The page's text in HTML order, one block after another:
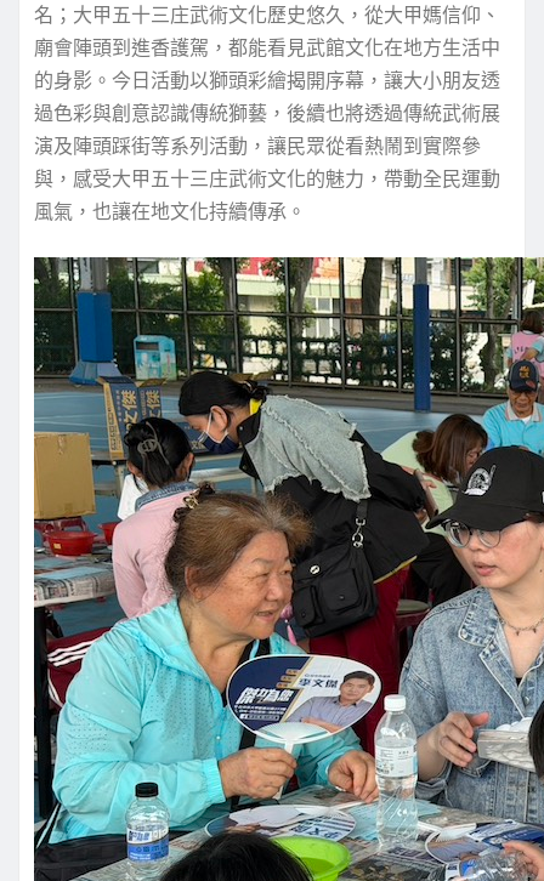
名；大甲五十三庄武術文化歷史悠久，從大甲媽信仰、
廟會陣頭到進香護駕，都能看見武館文化在地方生活中
的身影。今日活動以獅頭彩繪揭開序幕，讓大小朋友透
過色彩與創意認識傳統獅藝，後續也將透過傳統武術展
演及陣頭踩街等系列活動，讓民眾從看熱鬧到實際參
與，感受大甲五十三庄武術文化的魅力，帶動全民運動
風氣，也讓在地文化持續傳承。